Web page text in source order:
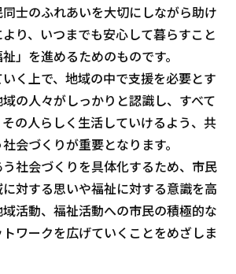
士のふれあいを大切にしながら助け
り、いつまでも安心して暮らすこと
」を進めるためのものです。
く上で、地域の中で支援を必要とす
の人々がしっかりと認識し、すべて
の人らしく生活していけるよう、共
会づくりが重要となります。
社会づくりを具体化するため、市民
対する思いや福祉に対する意識を高
活動、福祉活動への市民の積極的な
ワークを広げていくことをめざしま